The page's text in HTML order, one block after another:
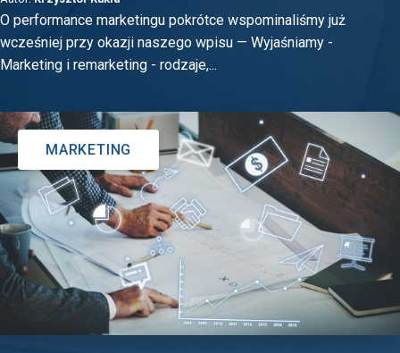
O performance marketingu pokrótce wspominaliśmy już
wcześniej przy okazji naszego wpisu — Wyjaśniamy -
Marketing i remarketing - rodzaje,...
MARKETING